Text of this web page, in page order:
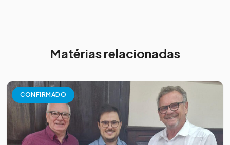
Matérias relacionadas
CONFIRMADO